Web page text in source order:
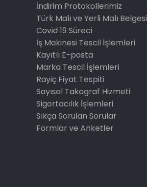
İndirim Protokollerimiz
Türk Malı ve Yerli Malı Belgesi
Covid 19 Süreci
İş Makinesi Tescil İşlemleri
Kayıtlı E-posta
Marka Tescil İşlemleri
Rayiç Fiyat Tespiti
Sayısal Takograf Hizmeti
Sigortacılık İşlemleri
Sıkça Sorulan Sorular
Formlar ve Anketler